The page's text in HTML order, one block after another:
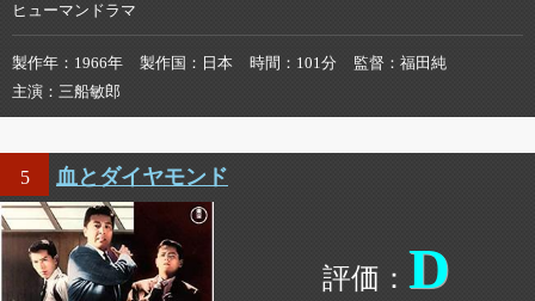
ヒューマンドラマ
製作年 1966年 製作国 日本 時間 101分 監督
福田純
主演
三船敏郎
5 血とダイヤモンド
D